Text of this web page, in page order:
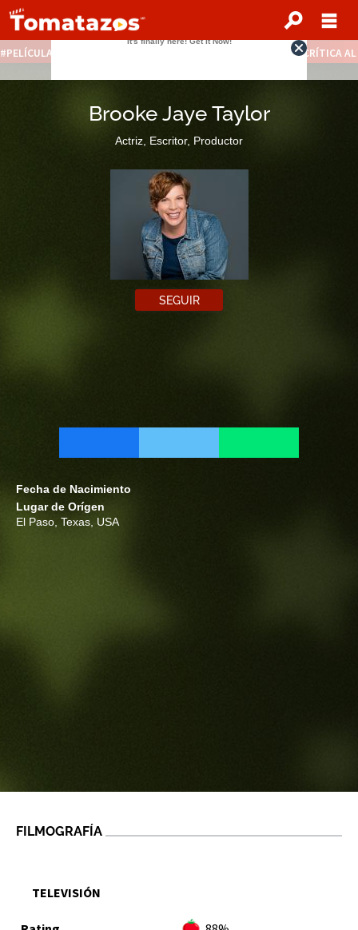
PELÍCULAS STREAMING GRATIS CRÍTICA
Brooke Jaye Taylor
Actriz, Escritor, Productor
SEGUIR
Fecha de Nacimiento
Lugar de Orígen
El Paso, Texas, USA
FILMOGRAFÍA
TELEVISIÓN